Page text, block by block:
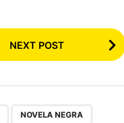
NEXT POST
NOVELA NEGRA